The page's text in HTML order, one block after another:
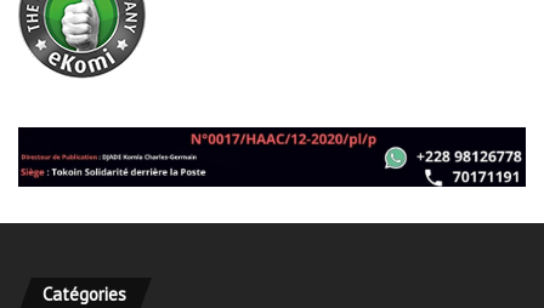
Catégories